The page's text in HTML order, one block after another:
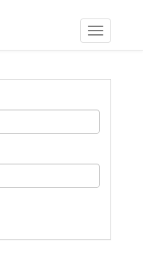
Toggle